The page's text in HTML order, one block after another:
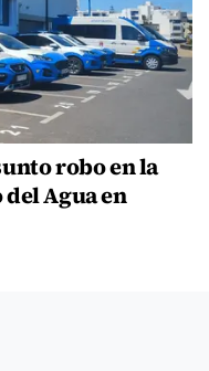
robo en la
Agua en